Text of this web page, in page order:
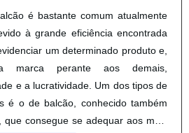
é bastante comum atualmente
à grande eficiência encontrada
um determinado produto e,
a marca perante aos demais,
e a lucratividade. Um dos tipos de
é o de balcão, conhecido também
consegue se adequar aos mais